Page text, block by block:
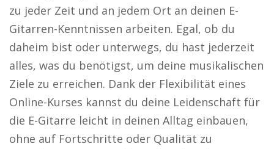
zu jeder Zeit und an jedem Ort an deinen E-
Gitarren-Kenntnissen arbeiten. Egal, ob du
daheim bist oder unterwegs, du hast jederzeit
alles, was du benötigst, um deine musikalischen
Ziele zu erreichen. Dank der Flexibilität eines
Online-Kurses kannst du deine Leidenschaft für
die E-Gitarre leicht in deinen Alltag einbauen,
ohne auf Fortschritte oder Qualität zu